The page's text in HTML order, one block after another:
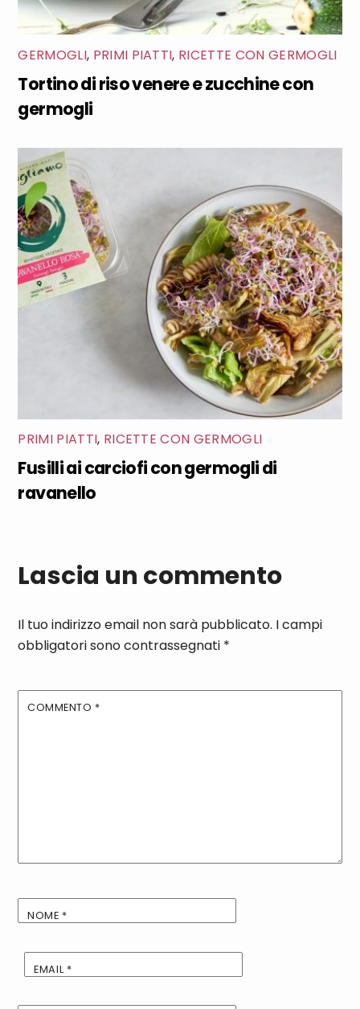
GERMOGLI, PRIMI PIATTI, RICETTE CON GERMOGLI
Tortino di riso venere e zucchine con
germogli
PRIMI PIATTI, RICETTE CON GERMOGLI
Fusilli ai carciofi con germogli di
ravanello
Lascia un commento
Il tuo indirizzo email non sarà pubblicato. I campi
obbligatori sono contrassegnati *
COMMENTO *
NOME *
EMAIL *